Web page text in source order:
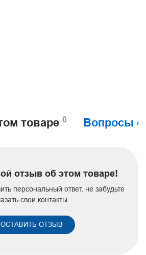
товаре 0 Вопросы
отзыв об этом товаре!
персональный ответ, не забудьте
свои контакты.
ОСТАВИТЬ ОТЗЫВ